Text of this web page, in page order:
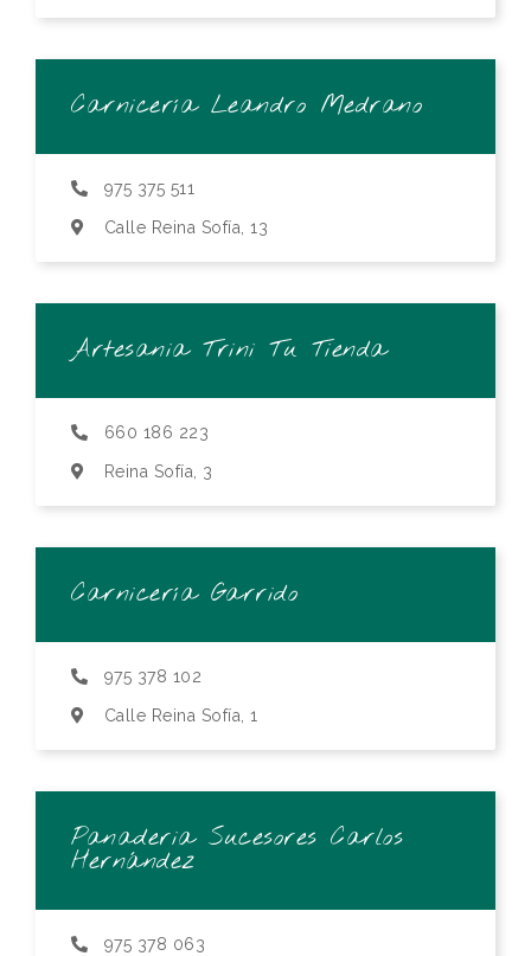
Carnicería Leandro Medrano
975 375 511
Calle Reina Sofía, 13
Artesania Trini Tu Tienda
660 186 223
Reina Sofía, 3
Carnicería Garrido
975 378 102
Calle Reina Sofía, 1
Panaderia Sucesores Carlos
Hernández
975 378 063